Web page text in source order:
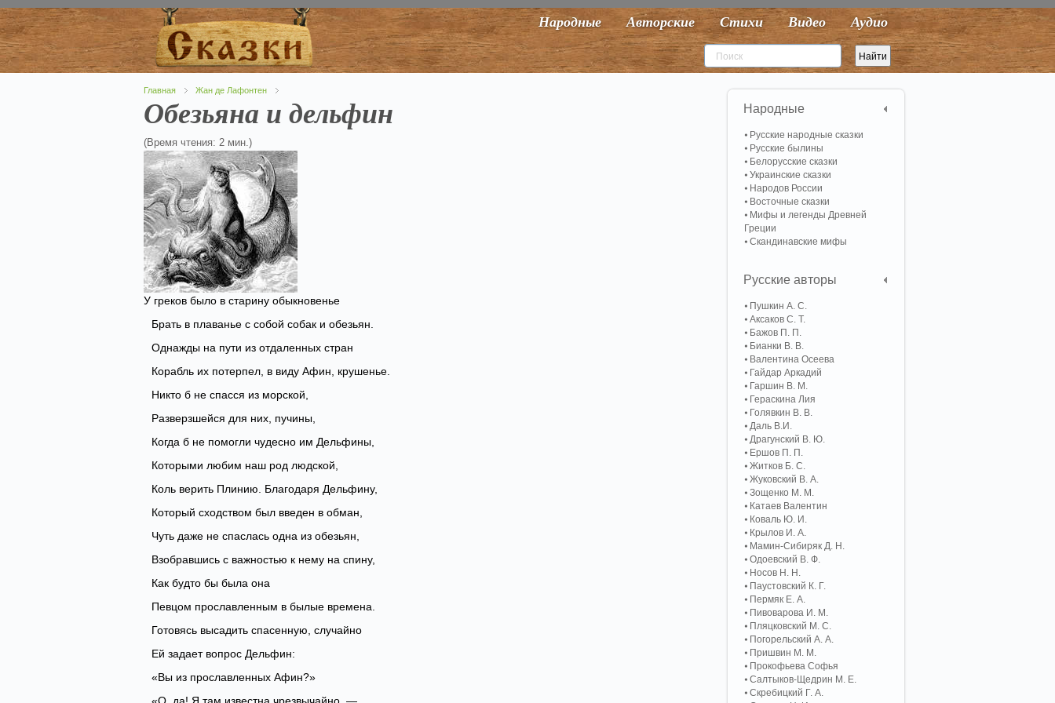
Народные Авторские Стихи Видео Аудио
Главная Жан де Лафонтен
Обезьяна и дельфин
(Время чтения: 2 мин.)
У греков было в старину обыкновенье
Брать в плаванье с собой собак и обезьян.
Однажды на пути из отдаленных стран
Корабль их потерпел, в виду Афин, крушенье.
Никто б не спасся из морской,
Разверзшейся для них, пучины,
Когда б не помогли чудесно им Дельфины,
Которыми любим наш род людской,
Коль верить Плинию. Благодаря Дельфину,
Который сходством был введен в обман,
Чуть даже не спаслась одна из обезьян,
Взобравшись с важностью к нему на спину,
Как будто бы была она
Певцом прославленным в былые времена.
Готовясь высадить спасенную, случайно
Ей задает вопрос Дельфин:
«Вы из прославленных Афин?»
Народные
Русские народные сказки
Русские былины
Белорусские сказки
Украинские сказки
Народов России
Восточные сказки
Мифы и легенды Древней
Греции
Скандинавские мифы
Русские авторы
Пушкин А. С.
Аксаков С. Т.
Бажов П. П.
Бианки В. В.
Валентина Осеева
Гайдар Аркадий
Гаршин В. М.
Гераскина Лия
Голявкин В. В.
Даль В.И.
Драгунский В. Ю.
Ершов П. П.
Житков Б. С.
Жуковский В. А.
Зощенко М. М.
Катаев Валентин
Коваль Ю. И.
Крылов И. А.
Мамин-Сибиряк Д. Н.
Одоевский В. Ф.
Носов Н. Н.
Паустовский К. Г.
Пермяк Е. А.
Пивоварова И. М.
Пляцковский М. С.
Погорельский А. A.
Пришвин М. М.
Прокофьева Софья
Салтыков-Щедрин М. Е.
Скребицкий Г. А.